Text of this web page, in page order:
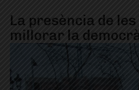
La presència de
millorar la